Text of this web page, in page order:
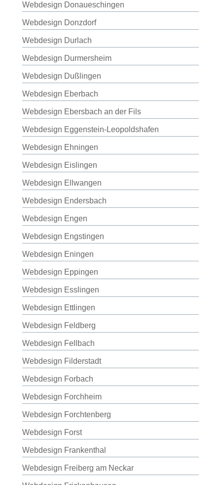
Webdesign Donaueschingen
Webdesign Donzdorf
Webdesign Durlach
Webdesign Durmersheim
Webdesign Dußlingen
Webdesign Eberbach
Webdesign Ebersbach an der Fils
Webdesign Eggenstein-Leopoldshafen
Webdesign Ehningen
Webdesign Eislingen
Webdesign Ellwangen
Webdesign Endersbach
Webdesign Engen
Webdesign Engstingen
Webdesign Eningen
Webdesign Eppingen
Webdesign Esslingen
Webdesign Ettlingen
Webdesign Feldberg
Webdesign Fellbach
Webdesign Filderstadt
Webdesign Forbach
Webdesign Forchheim
Webdesign Forchtenberg
Webdesign Forst
Webdesign Frankenthal
Webdesign Freiberg am Neckar